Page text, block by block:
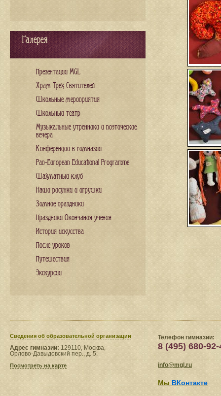
Галерея
Презентации MGL
Храм Трех Святителей
Школьные мероприятия
Школьный театр
Музыкальные утренники и поэтические
вечера
Конференции в гимназии
Pan-European Educational Programme
Шахматный клуб
Наши рисунки и игрушки
Зимние праздники
Праздники Окончания учения
История искусства
После уроков
Путешествия
Экскурсии
Сведения​ об образовательной организации
Адрес гимназии: 129110, Москва,
Орлово-Давыдовский пер., д. 5.
Посмотреть на карте
Телефон гимназии:
8 (495) 680-92-
info@mgl.ru
Мы ВКонтакте